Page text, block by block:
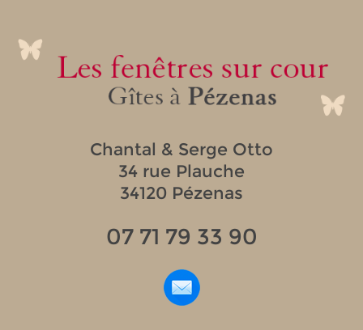
Chantal & Serge Otto
34 rue Plauche
34120 Pézenas
07 71 79 33 90